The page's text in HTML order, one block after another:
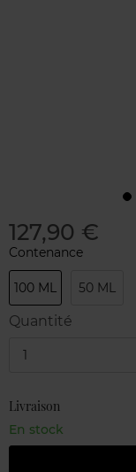
127,90 €
Contenance
100 ML 50 ML
Quantité
1
Livraison
En stock